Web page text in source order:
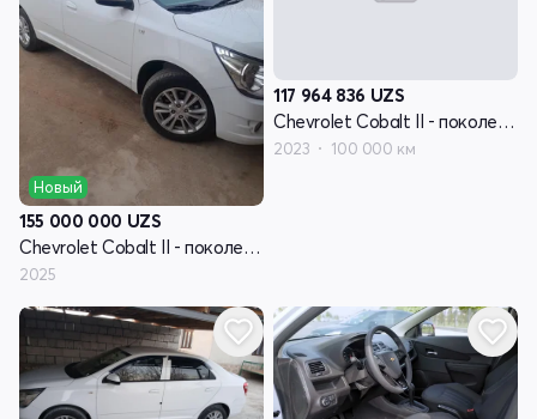
Новый
155 000 000 UZS
Chevrolet Cobalt II - поколение рестайлинг
2025
117 964 836 UZS
Chevrolet Cobalt II - поколение рестайлинг
2023 100 000 км